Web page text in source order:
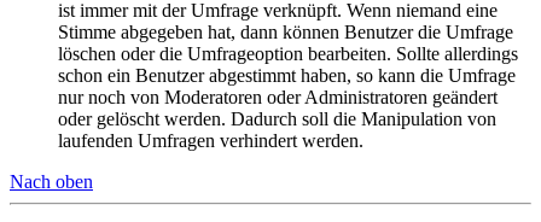
ist immer mit der Umfrage verknüpft. Wenn niemand eine
Stimme abgegeben hat, dann können Benutzer die Umfrage
löschen oder die Umfrageoption bearbeiten. Sollte allerdings
schon ein Benutzer abgestimmt haben, so kann die Umfrage
nur noch von Moderatoren oder Administratoren geändert
oder gelöscht werden. Dadurch soll die Manipulation von
laufenden Umfragen verhindert werden.
Nach oben